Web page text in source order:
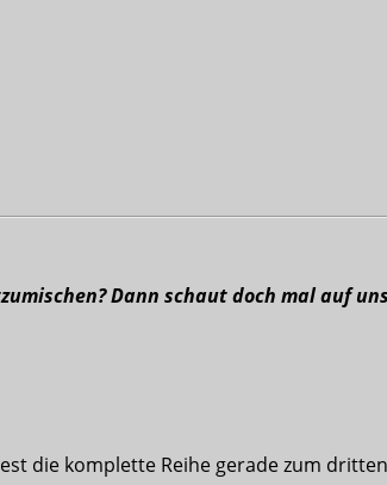
Dann schaut doch mal auf
die komplette Reihe gerade zum